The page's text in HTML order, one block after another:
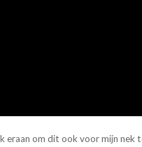
eraan om dit ook voor mijn nek